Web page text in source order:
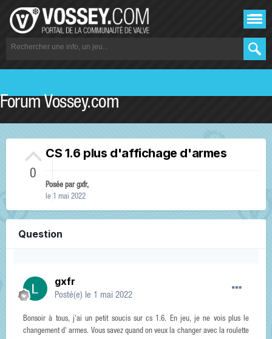
Forum Vossey.com
0
CS 1.6 plus d'affichage d'armes
Posée pargxfr,
le 1 mai 2022
Question
gxfr
Posté(e) le 1 mai 2022
Bonsoir à tous, j'ai un petit soucis sur cs 1.6. En jeu, je ne vois plus le
changement d' armes. Vous savez quand on veux la changer avec la roulette